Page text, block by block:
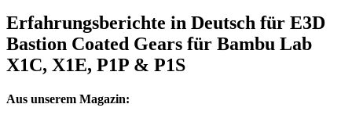
Erfahrungsberichte in Deutsch für E3D
Bastion Coated Gears für Bambu Lab
X1C, X1E, P1P & P1S
Aus unserem Magazin: